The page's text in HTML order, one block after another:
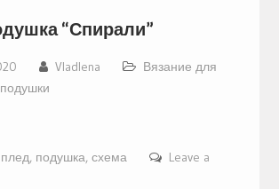
“Спирали”
Vladlena
Вязание для
плед, подушка, схема
Leave a